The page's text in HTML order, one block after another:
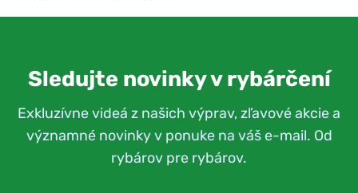
Sledujte novinky v rybárčení
Exkluzívne videá z našich výprav, zľavové akcie a
významné novinky v ponuke na váš e-mail. Od
rybárov pre rybárov.